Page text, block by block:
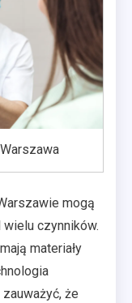
mogą
czynników.
materiały
że